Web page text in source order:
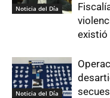
Noticia del Día
existió
Noticia del Día